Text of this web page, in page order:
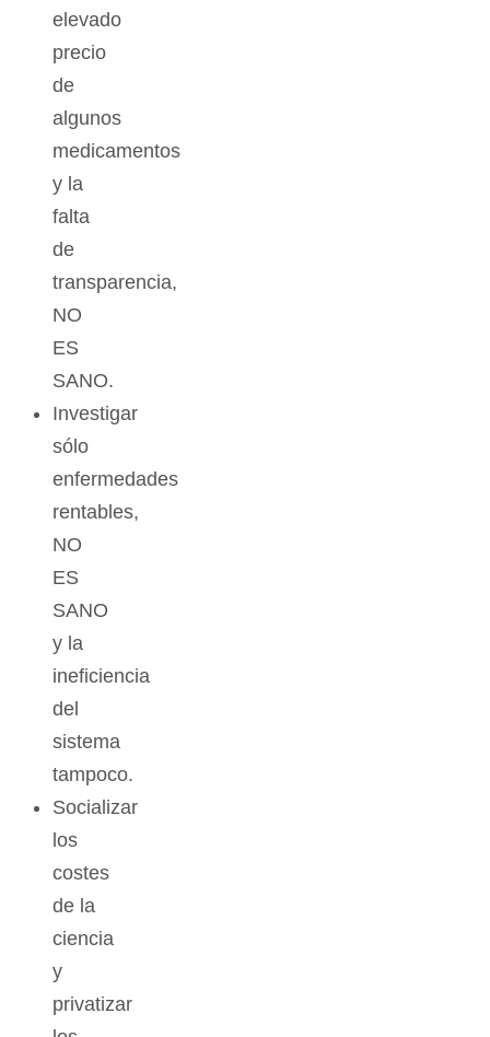
elevado
precio
de
algunos
medicamentos
y la
falta
de
transparencia,
NO
ES
SANO.
Investigar
sólo
enfermedades
rentables,
NO
ES
SANO
y la
ineficiencia
del
sistema
tampoco.
Socializar
los
costes
de la
ciencia
y
privatizar